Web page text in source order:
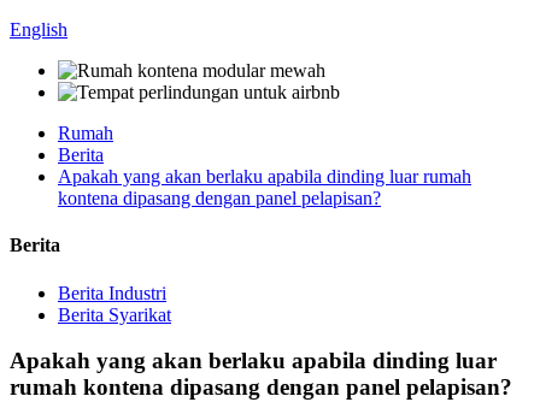
English
Rumah
Berita
Apakah yang akan berlaku apabila dinding luar rumah
kontena dipasang dengan panel pelapisan?
Berita
Berita Industri
Berita Syarikat
Apakah yang akan berlaku apabila dinding luar
rumah kontena dipasang dengan panel pelapisan?